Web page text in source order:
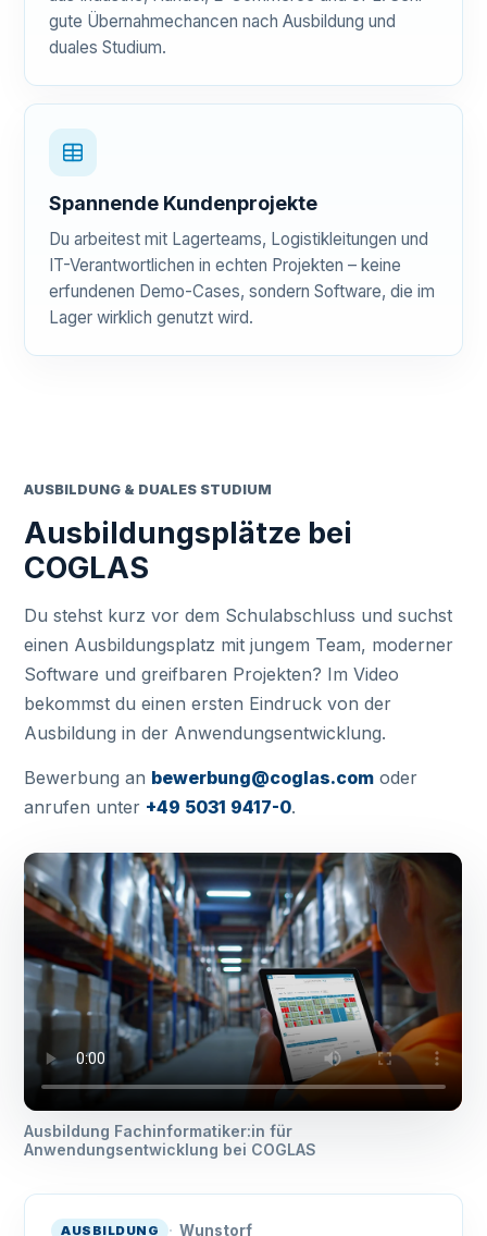
gute Übernahmechancen nach Ausbildung und
duales Studium.
Spannende Kundenprojekte
Du arbeitest mit Lagerteams, Logistikleitungen und
IT-Verantwortlichen in echten Projekten – keine
erfundenen Demo-Cases, sondern Software, die im
Lager wirklich genutzt wird.
AUSBILDUNG & DUALES STUDIUM
Ausbildungsplätze bei
COGLAS
Du stehst kurz vor dem Schulabschluss und suchst
einen Ausbildungsplatz mit jungem Team, moderner
Software und greifbaren Projekten? Im Video
bekommst du einen ersten Eindruck von der
Ausbildung in der Anwendungsentwicklung.
Bewerbung an bewerbung@coglas.com oder
anrufen unter +49 5031 9417-0.
Ausbildung Fachinformatiker:in für
Anwendungsentwicklung bei COGLAS
AUSBILDUNG Wunstorf